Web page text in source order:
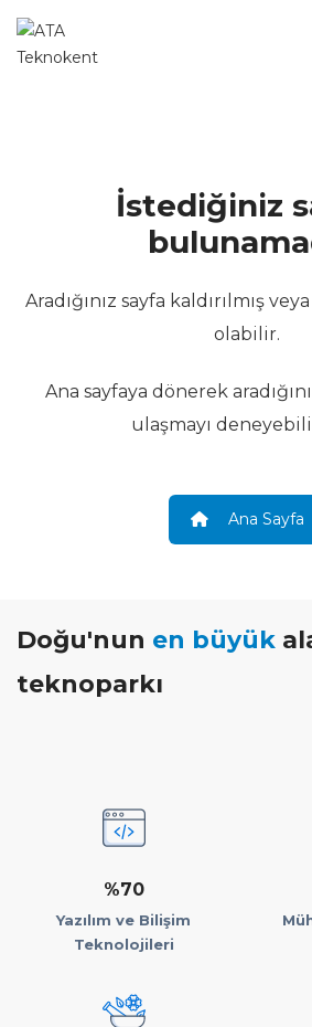
İstediğiniz
Aradığınız sayfa kaldırılmış
olabilir.
Ana sayfaya dönerek
ulaşmayı
Ana Sayfa
Doğu'nun en büyük
teknoparkı
%70
Yazılım ve Bilişim
Teknolojileri